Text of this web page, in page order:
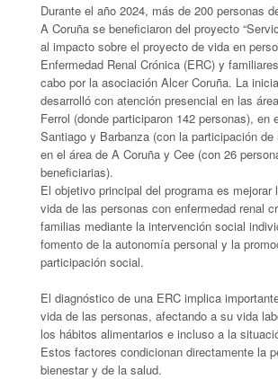
Durante el año 2024, más de 200 personas
A Coruña se beneficiaron del proyecto
al impacto sobre el proyecto de vida en
Enfermedad Renal Crónica (ERC) y
cabo por la asociación Alcer Coruña. La
desarrolló con atención presencial en las
Ferrol (donde participaron 142 personas), en
Santiago y Barbanza (con la participación de
en el área de A Coruña y Cee (con 26
beneficiarias).
El objetivo principal del programa es mejorar
vida de las personas con enfermedad renal
familias mediante la intervención social
fomento de la autonomía personal y la
participación social.
El diagnóstico de una ERC implica
vida de las personas, afectando a su vida
los hábitos alimentarios e incluso a la
Estos factores condicionan directamente la
bienestar y de la salud.